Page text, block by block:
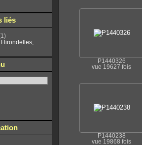
liés
1
P1440326
vue 19627 fois
P1440238
vue 19868 fois